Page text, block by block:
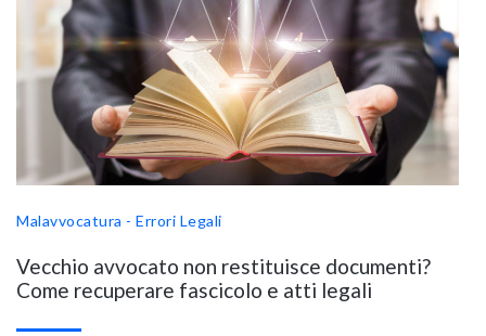
Malavvocatura - Errori Legali
Vecchio avvocato non restituisce documenti?
Come recuperare fascicolo e atti legali